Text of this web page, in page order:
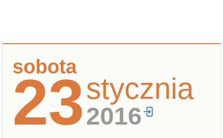
sobota
23stycznia
2016